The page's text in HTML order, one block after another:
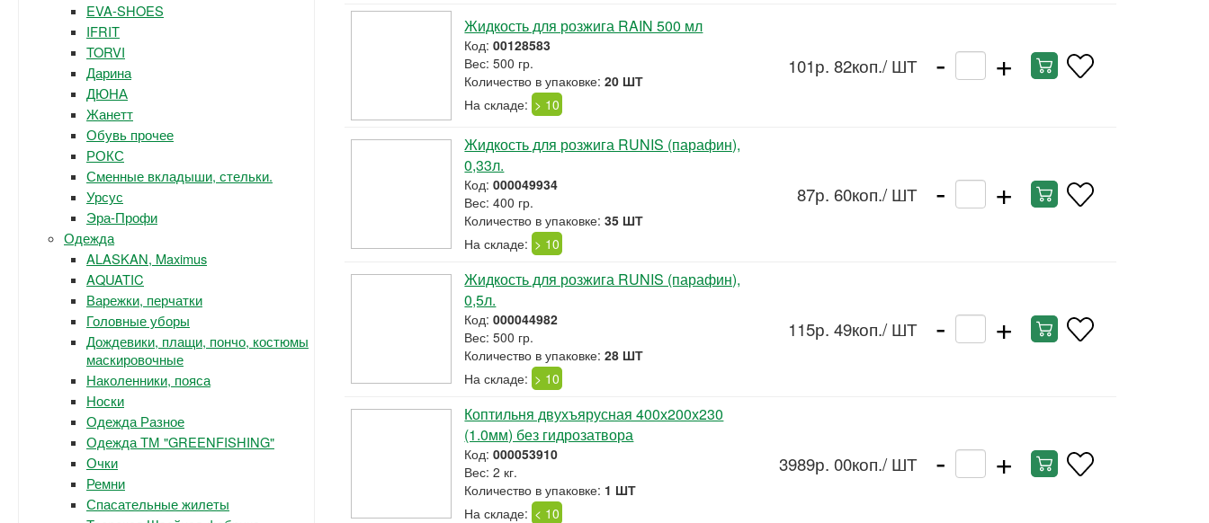
EVA-SHOES
IFRIT
TORVI
Дарина
ДЮНА
Жанетт
Обувь прочее
РОКС
Сменные вкладыши, стельки.
Урсус
Эра-Профи
Одежда
ALASKAN, Maximus
AQUATIC
Варежки, перчатки
Головные уборы
Дождевики, плащи, пончо, костюмы
маскировочные
Наколенники, пояса
Носки
Одежда Разное
Одежда ТМ "GREENFISHING"
Очки
Ремни
Спасательные жилеты
Жидкость для розжига RAIN 500 мл
Код:00128583
Вес: 500 гр.
Количество в упаковке:20 ШТ
На складе: > 10
101р. 82коп./ ШТ - +
Жидкость для розжига RUNIS (парафин),
0,33л.
Код:000049934
Вес: 400 гр.
Количество в упаковке:35 ШТ
На складе: > 10
87р. 60коп./ ШТ - +
Жидкость для розжига RUNIS (парафин),
0,5л.
Код:000044982
Вес: 500 гр.
Количество в упаковке:28 ШТ
На складе: > 10
115р. 49коп./ ШТ - +
Коптильня двухъярусная 400х200х230
(1.0мм) без гидрозатвора
Код:000053910
Вес: 2 кг.
Количество в упаковке: 1 ШТ
На складе: < 10
3989р. 00коп./ ШТ - +